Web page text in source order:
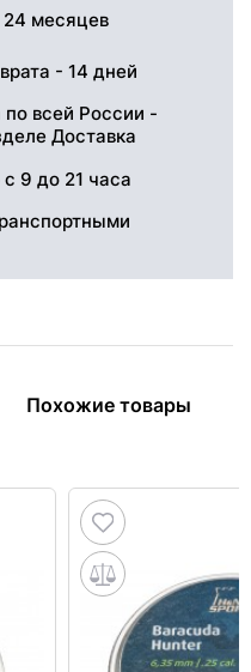
24 месяцев
- 14 дней
по всей России -
Доставка
9 до 21 часа
Похожие товары